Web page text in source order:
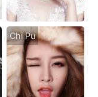
Chi Pu